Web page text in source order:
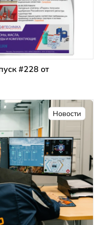
#228 от
Новости